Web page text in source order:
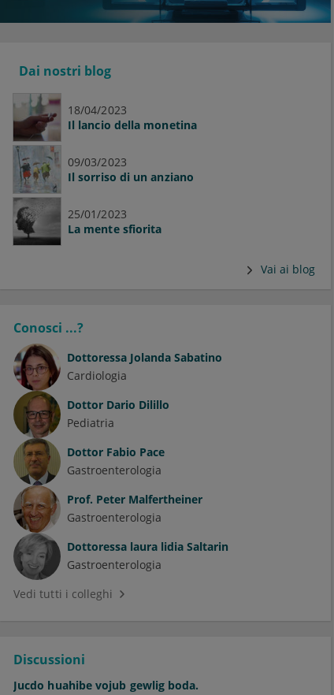
Dai nostri blog
18/04/2023
Il lancio della monetina
09/03/2023
Il sorriso di un anziano
25/01/2023
La mente sfiorita
Vai ai blog
Conosci ...?
Dottoressa Jolanda Sabatino
Cardiologia
Dottor Dario Dilillo
Pediatria
Dottor Fabio Pace
Gastroenterologia
Prof. Peter Malfertheiner
Gastroenterologia
Dottoressa laura lidia Saltarin
Gastroenterologia
Vedi tutti i colleghi
Discussioni
Jucdo huahibe vojub gewlig boda.